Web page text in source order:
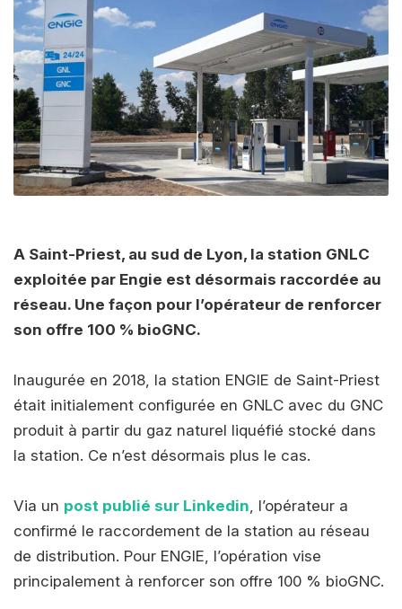
A Saint-Priest, au sud de Lyon, la station GNLC
exploitée par Engie est désormais raccordée au
réseau. Une façon pour l’opérateur de renforcer
son offre 100 % bioGNC.
Inaugurée en 2018, la station ENGIE de Saint-Priest
était initialement configurée en GNLC avec du GNC
produit à partir du gaz naturel liquéfié stocké dans
la station. Ce n’est désormais plus le cas.
Via un post publié sur Linkedin, l’opérateur a
confirmé le raccordement de la station au réseau
de distribution. Pour ENGIE, l’opération vise
principalement à renforcer son offre 100 % bioGNC.